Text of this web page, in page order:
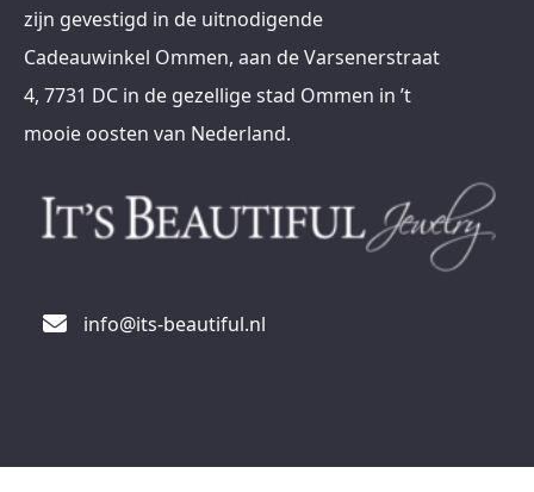
zijn gevestigd in de uitnodigende
Cadeauwinkel Ommen, aan de Varsenerstraat
4, 7731 DC in de gezellige stad Ommen in ’t
mooie oosten van Nederland.
info@its-beautiful.nl